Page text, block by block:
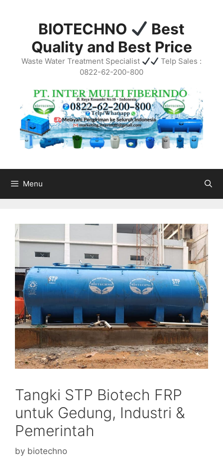
BIOTECHNO
Best
Quality and Best Price
Waste Water Treatment Specialist
Telp Sales :
0822-62-200-800
Menu
Tangki STP Biotech FRP
untuk Gedung, Industri &
Pemerintah
by biotechno